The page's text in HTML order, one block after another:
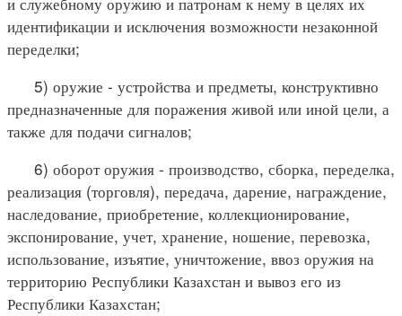
идентификации и исключения возможности незаконной
переделки;
5) оружие - устройства и предметы, конструктивно
предназначенные для поражения живой или иной цели, а
также для подачи сигналов;
6) оборот оружия - производство, сборка, переделка,
реализация (торговля), передача, дарение, награждение,
наследование, приобретение, коллекционирование,
экспонирование, учет, хранение, ношение, перевозка,
использование, изъятие, уничтожение, ввоз оружия на
территорию Республики Казахстан и вывоз его из
Республики Казахстан;